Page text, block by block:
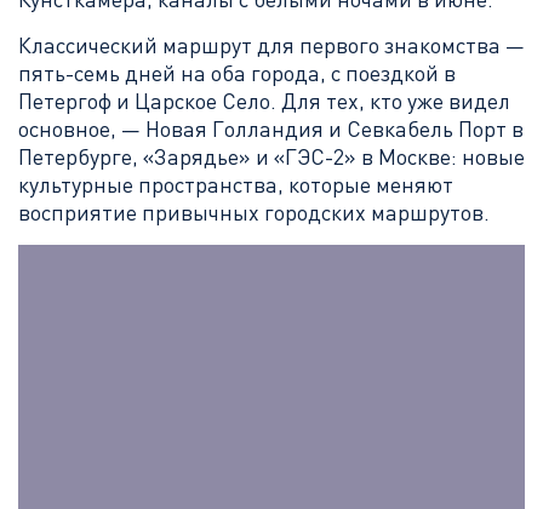
Классический маршрут для первого знакомства —
пять-семь дней на оба города, с поездкой в
Петергоф и Царское Село. Для тех, кто уже видел
основное, — Новая Голландия и Севкабель Порт в
Петербурге, «Зарядье» и «ГЭС-2» в Москве: новые
культурные пространства, которые меняют
восприятие привычных городских маршрутов.